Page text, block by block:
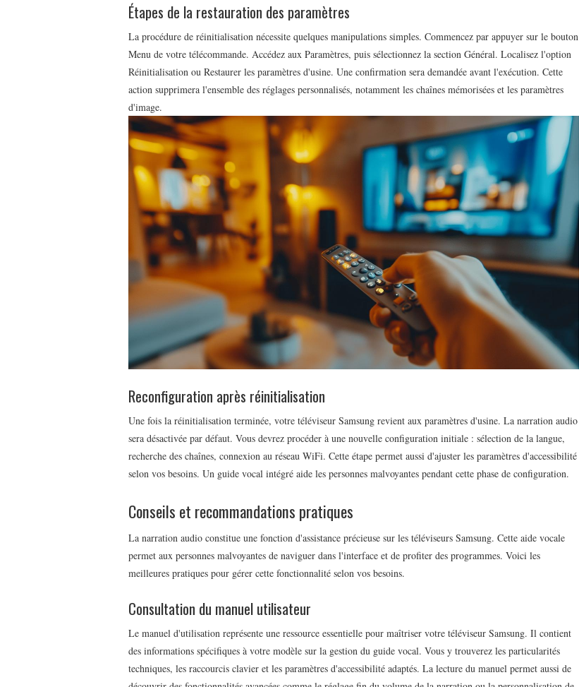
Étapes de la restauration des paramètres
La procédure de réinitialisation nécessite quelques manipulations simples. Commencez par appuyer sur le bouton
Menu de votre télécommande. Accédez aux Paramètres, puis sélectionnez la section Général. Localisez l'option
Réinitialisation ou Restaurer les paramètres d'usine. Une confirmation sera demandée avant l'exécution. Cette
action supprimera l'ensemble des réglages personnalisés, notamment les chaînes mémorisées et les paramètres
d'image.
Reconfiguration après réinitialisation
Une fois la réinitialisation terminée, votre téléviseur Samsung revient aux paramètres d'usine. La narration audio
sera désactivée par défaut. Vous devrez procéder à une nouvelle configuration initiale : sélection de la langue,
recherche des chaînes, connexion au réseau WiFi. Cette étape permet aussi d'ajuster les paramètres d'accessibilité
selon vos besoins. Un guide vocal intégré aide les personnes malvoyantes pendant cette phase de configuration.
Conseils et recommandations pratiques
La narration audio constitue une fonction d'assistance précieuse sur les téléviseurs Samsung. Cette aide vocale
permet aux personnes malvoyantes de naviguer dans l'interface et de profiter des programmes. Voici les
meilleures pratiques pour gérer cette fonctionnalité selon vos besoins.
Consultation du manuel utilisateur
Le manuel d'utilisation représente une ressource essentielle pour maîtriser votre téléviseur Samsung. Il contient
des informations spécifiques à votre modèle sur la gestion du guide vocal. Vous y trouverez les particularités
techniques, les raccourcis clavier et les paramètres d'accessibilité adaptés. La lecture du manuel permet aussi de